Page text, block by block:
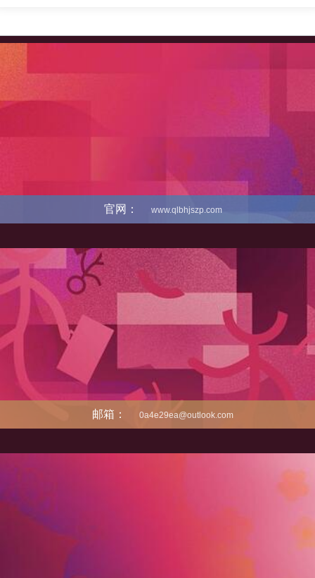
官网： www.qlbhjszp.com
邮箱： 0a4e29ea@outlook.com